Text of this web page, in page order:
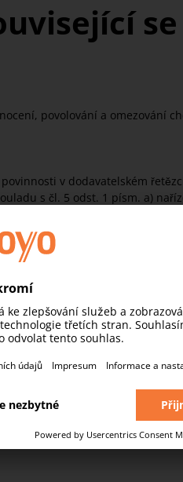
se
povolování a omezování
v dodavatelském
s čl. 5 odst. 1 písm. a)
aby příjemci výrobků mohli
by výrobek obsahoval
to, aby se nebezpečné látky